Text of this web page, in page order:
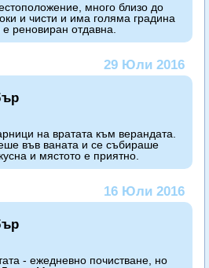
много близо до
и чисти и има голяма градина
реновиран отдавна.
29 Юли 2016
на вратата към верандата.
във ваната и се събираше
и мястото е приятно.
16 Юли 2016
- ежедневно почистване, но